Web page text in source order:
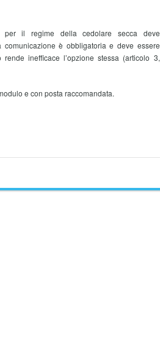
per il regime della cedolare secca deve
comunicazione è obbligatoria e deve essere
inefficace l’opzione stessa (articolo 3,
e con posta raccomandata.